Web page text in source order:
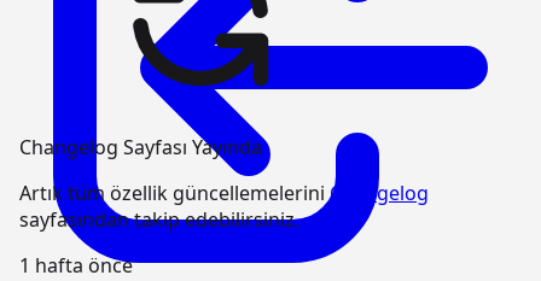
Changelog Sayfası Yayında
Artık tüm özellik güncellemeleriniChangelog
sayfasından takip edebilirsiniz.
1 hafta önce